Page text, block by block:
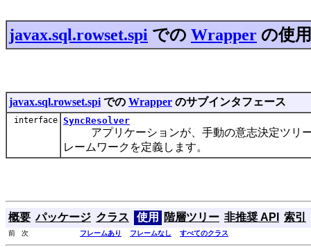
javax.sql.rowset.spi での Wrapper の使用
javax.sql.rowset.spi での Wrapper のサブインタフェース
interface SyncResolver
アプリケーションが、手動の意志決定ツリー
レームワークを定義します。
概要 パッケージ クラス 使用 階層ツリー 非推奨 API 索引
前 次 フレームあり フレームなし すべてのクラス